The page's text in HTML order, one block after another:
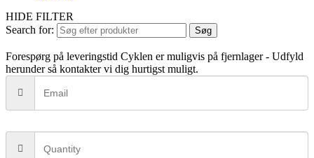
HIDE FILTER
Search for:
Søg
Forespørg på leveringstid Cyklen er muligvis på fjernlager - Udfyld
herunder så kontakter vi dig hurtigst muligt.